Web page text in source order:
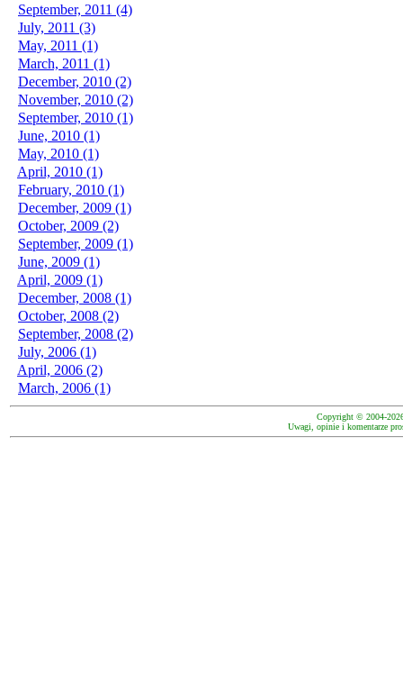
September, 2011 (4)
July, 2011 (3)
May, 2011 (1)
March, 2011 (1)
December, 2010 (2)
November, 2010 (2)
September, 2010 (1)
June, 2010 (1)
May, 2010 (1)
April, 2010 (1)
February, 2010 (1)
December, 2009 (1)
October, 2009 (2)
September, 2009 (1)
June, 2009 (1)
April, 2009 (1)
December, 2008 (1)
October, 2008 (2)
September, 2008 (2)
July, 2006 (1)
April, 2006 (2)
March, 2006 (1)
Copyright © 2004-
Uwagi, opinie i komentarze